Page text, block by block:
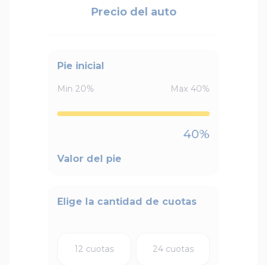
Precio del auto
Pie inicial
Min 20% Max 40%
40%
Valor del pie
Elige la cantidad de cuotas
12 cuotas 24 cuotas